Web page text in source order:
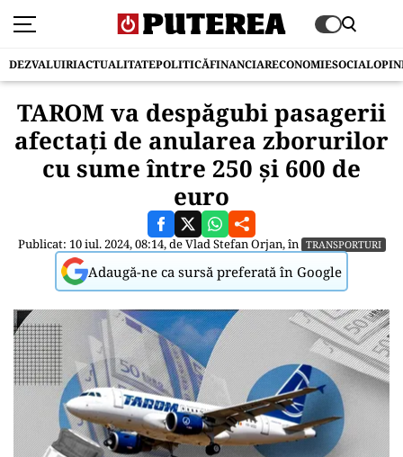
DEZVALUIRIACTUALITATEPOLITICĂFINANCIARECONOMIESOCIAL
TAROM va despăgubi pasagerii
afectați de anularea zborurilor
cu sume între 250 și 600 de
euro
Publicat: 10 iul. 2024, 08:14, deVlad Stefan Orjan, în TRANSPORTURI
Adaugă-ne ca sursă preferată în Google